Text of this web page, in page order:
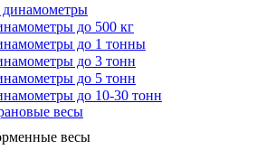
до 500 кг
до 1 тонны
до 3 тонн
до 5 тонн
до 10-30 тонн
весы
весы